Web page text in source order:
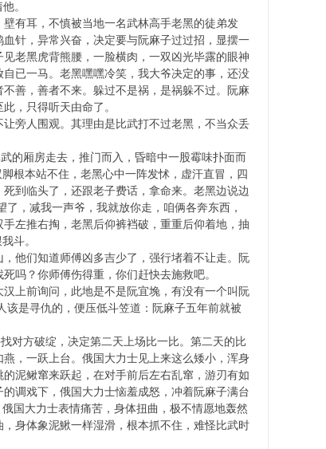
。
有耳，不慎被当地一名武林高手老黑的徒弟发
针，异常兴奋，决定要与阮麻子过过招，显摆一
老黑虎背熊腰，一脸横肉，一双凶光毕露的眼神
已一马。老黑嘿嘿冷笑，我大爷决定的事，还没
善，善者不来。躲过不是祸，是祸躲不过。阮麻
，只得听天由命了。
旁人围观。其理由是比武打不过老黑，不当众丢
厢房走去，推门而入，昏暗中一股霉味扑面而
根本站不住，老黑心中一阵发怵，虚汗直冒，四
到临头了，还跟老子费话，拿命来。老黑边说边
，减我一声爷，我就放你走，咱俩各奔东西，
左推右掏，老黑后仰裤裆破，重重后仰着地，抽
斗。
他们知道师傅凶多吉少了，强行堵着不让走。阮
吗？你师傅伤得重，你们赶快去施救吧。
上前询问，此地是不是阮宜堍，有没有一个叫阮
是寻仇的，便压低斗笠道：阮麻子五年前就被
方破绽，决定第二天上场比一比。第二天的比
，一跃上台。俄国大力士见上来这么矮小，浑身
泥鳅窜来跃起，在对手前后左右乱窜，游刃有如
调戏下，俄国大力士恼羞成怒，冲着阮麻子满台
国大力士表情痛苦，身体扭曲，极不情愿地轰然
身体象泥鰍一样湿滑，根本抓不住，难怪比武时